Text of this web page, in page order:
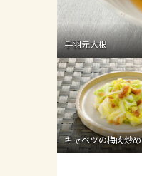
手羽元大根
キャベツの梅肉炒め